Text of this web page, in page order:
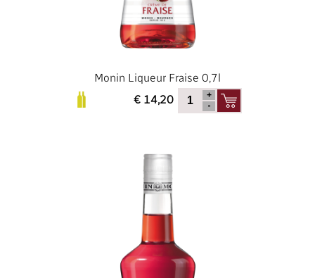
Monin Liqueur Fraise 0,7l
€ 14,20